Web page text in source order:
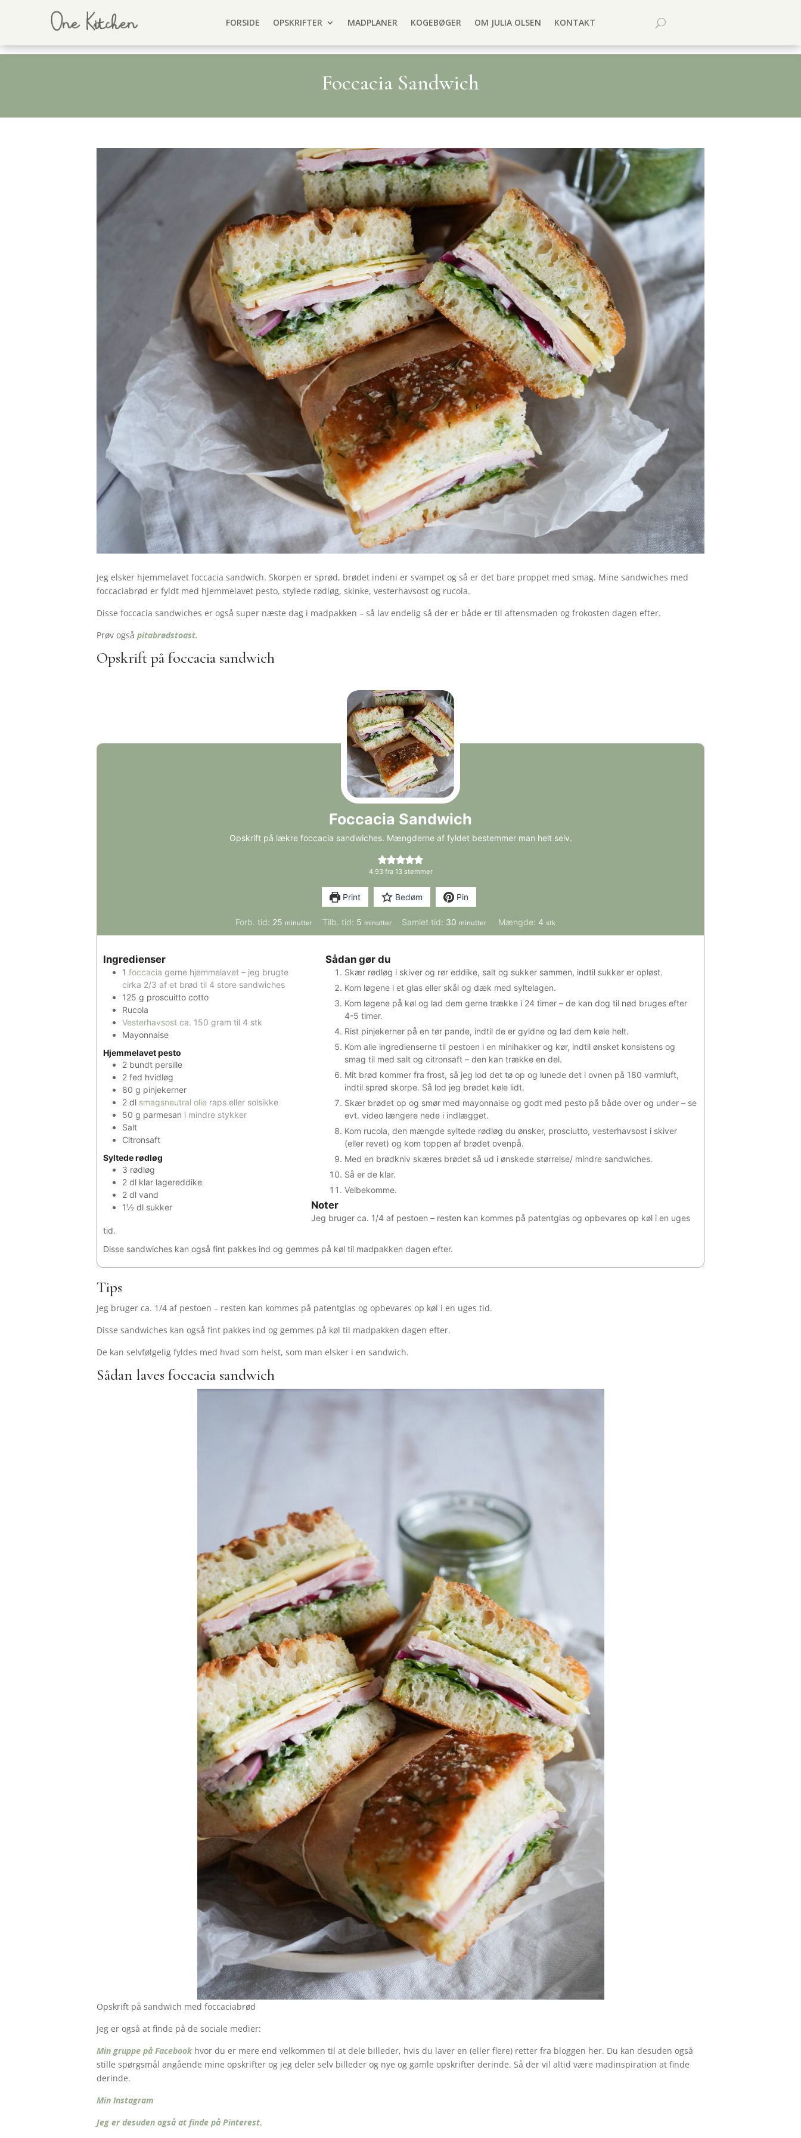
FORSIDE OPSKRIFTER MADPLANER KOGEBØGER OM JULIA OLSEN KONTAKT
Foccacia Sandwich
Jeg elsker hjemmelavet foccacia sandwich. Skorpen er sprød, brødet indeni er svampet og så er det bare proppet med smag. Mine sandwiches med
foccaciabrød er fyldt med hjemmelavet pesto, stylede rødløg, skinke, vesterhavsost og rucola.
Disse foccacia sandwiches er også super næste dag i madpakken – så lav endelig så der er både er til aftensmaden og frokosten dagen efter.
Prøv også pitabrødstoast.
Opskrift på foccacia sandwich
Foccacia Sandwich
Opskrift på lækre foccacia sandwiches. Mængderne af fyldet bestemmer man helt selv.
4.93fra 13stemmer
Print Bedøm Pin
Forb. tid: 25minutter
minutter Tilb. tid: 5minutter
minutter Samlet tid: 30minutter
minutter Mængde: 4 stk
Ingredienser
1 foccacia gerne hjemmelavet – jeg brugte
cirka 2/3 af et brød til 4 store sandwiches
125 g proscuitto cotto
Rucola
Vesterhavsost ca. 150 gram til 4 stk
Mayonnaise
Hjemmelavet pesto
2 bundt persille
2 fed hvidløg
80 g pinjekerner
2 dl smagsneutral olie raps eller solsikke
50 g parmesan i mindre stykker
Salt
Citronsaft
Syltede rødløg
3 rødløg
2 dl klar lagereddike
2 dl vand
1½ dl sukker
Sådan gør du
Skær rødløg i skiver og rør eddike, salt og sukker sammen, indtil sukker er opløst.
Kom løgene i et glas eller skål og dæk med syltelagen.
Kom løgene på køl og lad dem gerne trække i 24 timer – de kan dog til nød bruges efter
4-5 timer.
Rist pinjekerner på en tør pande, indtil de er gyldne og lad dem køle helt.
Kom alle ingredienserne til pestoen i en minihakker og kør, indtil ønsket konsistens og
smag til med salt og citronsaft – den kan trække en del.
Mit brød kommer fra frost, så jeg lod det tø op og lunede det i ovnen på 180 varmluft,
indtil sprød skorpe. Så lod jeg brødet køle lidt.
Skær brødet op og smør med mayonnaise og godt med pesto på både over og under – se
evt. video længere nede i indlægget.
Kom rucola, den mængde syltede rødløg du ønsker, prosciutto, vesterhavsost i skiver
(eller revet) og kom toppen af brødet ovenpå.
Med en brødkniv skæres brødet så ud i ønskede størrelse/ mindre sandwiches.
Så er de klar.
Velbekomme.
Noter
Jeg bruger ca. 1/4 af pestoen – resten kan kommes på patentglas og opbevares op køl i en uges
tid.
Disse sandwiches kan også fint pakkes ind og gemmes på køl til madpakken dagen efter.
Tips
Jeg bruger ca. 1/4 af pestoen – resten kan kommes på patentglas og opbevares op køl i en uges tid.
Disse sandwiches kan også fint pakkes ind og gemmes på køl til madpakken dagen efter.
De kan selvfølgelig fyldes med hvad som helst, som man elsker i en sandwich.
Sådan laves foccacia sandwich
Opskrift på sandwich med foccaciabrød
Jeg er også at finde på de sociale medier:
Min gruppe på Facebookhvor du er mere end velkommen til at dele billeder, hvis du laver en (eller flere) retter fra bloggen her. Du kan desuden også
stille spørgsmål angående mine opskrifter og jeg deler selv billeder og nye og gamle opskrifter derinde. Så der vil altid være madinspiration at finde
derinde.
Min Instagram
Jeg er desuden også at finde på Pinterest.